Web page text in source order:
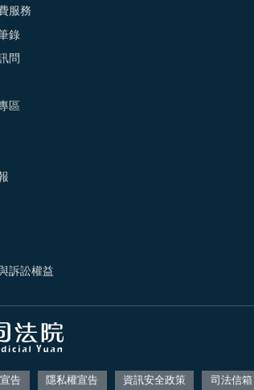
服務
錄
問
區
訴訟權益
告 隱私權宣告 資訊安全政策 司法信箱